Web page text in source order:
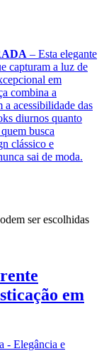
– Esta elegante
capturam a luz de
em
combina a
acessibilidade das
diurnos quanto
busca
clássico e
sai de moda.
ser escolhidas
em